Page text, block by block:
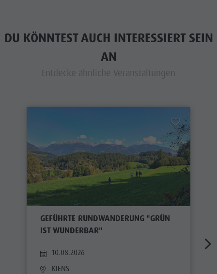
DU KÖNNTEST AUCH INTERESSIERT SEIN
AN
Entdecke ähnliche Veranstaltungen
GEFÜHRTE RUNDWANDERUNG "GRÜN
IST WUNDERBAR"
10.08.2026
KIENS